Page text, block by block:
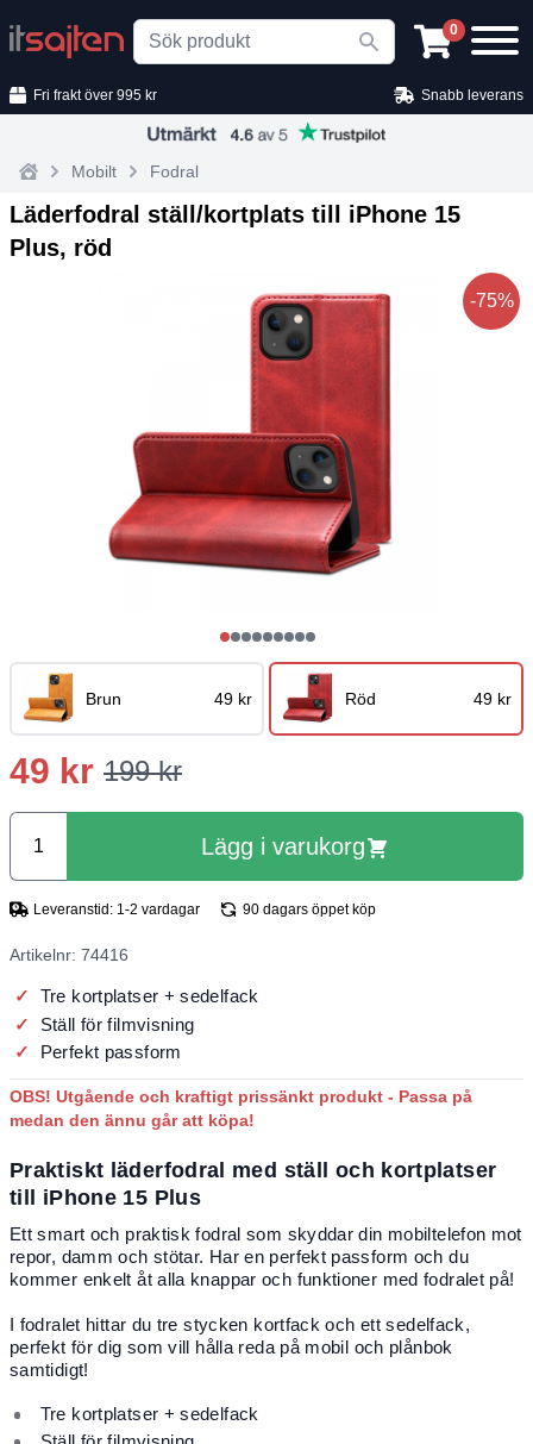
Search 0
Fri frakt över 995 kr Snabb leverans
Mobilt Fodral
Läderfodral ställ/kortplats till iPhone 15
Plus, röd
-75%
Brun 49 kr Röd 49 kr
49 kr 199 kr
Lägg i varukorg
Leveranstid: 1-2 vardagar 90 dagars öppet köp
Artikelnr: 74416
Tre kortplatser + sedelfack
Ställ för filmvisning
Perfekt passform
OBS! Utgående och kraftigt prissänkt produkt - Passa på
medan den ännu går att köpa!
Praktiskt läderfodral med ställ och kortplatser
till iPhone 15 Plus
Ett smart och praktisk fodral som skyddar din mobiltelefon mot
repor, damm och stötar. Har en perfekt passform och du
kommer enkelt åt alla knappar och funktioner med fodralet på!
I fodralet hittar du tre stycken kortfack och ett sedelfack,
perfekt för dig som vill hålla reda på mobil och plånbok
samtidigt!
Tre kortplatser + sedelfack